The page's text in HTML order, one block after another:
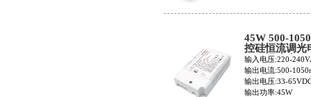
45W 500-
控硅恒流调光
LED调光电源
EUP45T-
输入电压:220-
输出电流:500-
输出电压:33-
输出功率:45W